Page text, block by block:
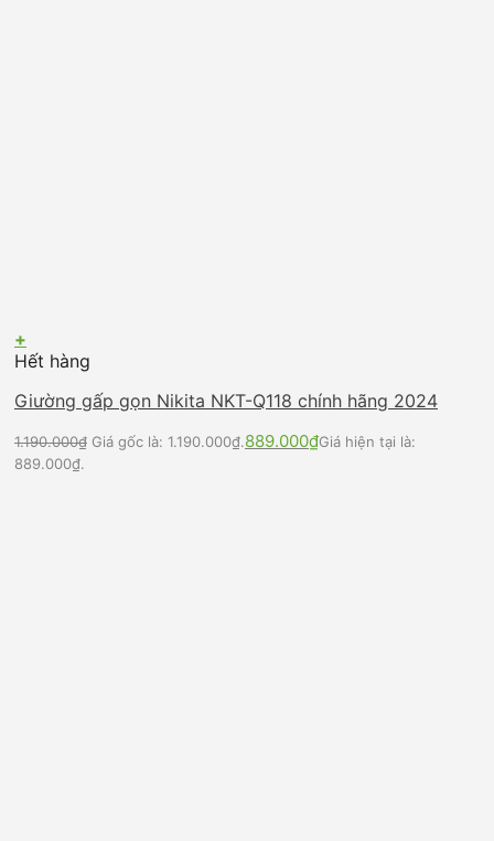
+
Hết hàng
Giường gấp gọn Nikita NKT-Q118 chính hãng 2024
1.190.000₫ Giá gốc là: 1.190.000₫.889.000₫Giá hiện tại là:
889.000₫.